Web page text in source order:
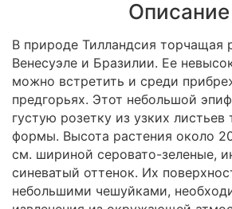
Описание
В природе Тилландсия торчащая
Венесуэле и Бразилии. Ее
можно встретить и среди
предгорьях. Этот небольшой
густую розетку из узких листьев
формы. Высота растения около
см. шириной серовато-зеленые,
синеватый оттенок. Их
небольшими чешуйками,